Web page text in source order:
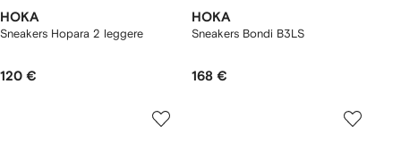
HOKA
Sneakers Hopara 2 leggere
120 €
HOKA
Sneakers Bondi B3LS
168 €